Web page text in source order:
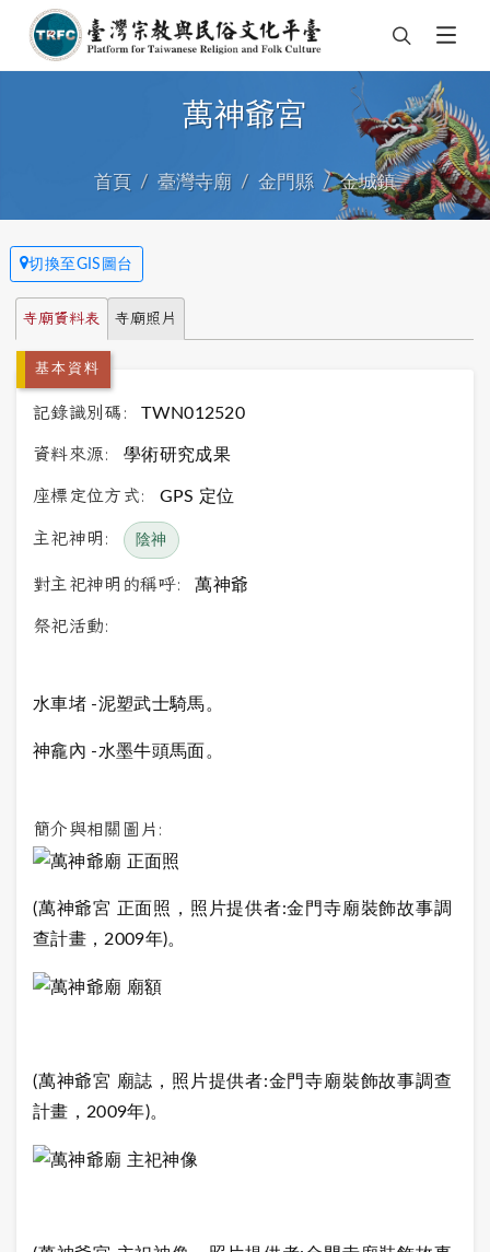
萬神爺宮
首頁 臺灣寺廟 金門縣 金城鎮
切換至GIS圖台
寺廟資料表 寺廟照片
基本資料
記錄識別碼: TWN012520
資料來源: 學術研究成果
座標定位方式: GPS 定位
主祀神明: 陰神
對主祀神明的稱呼: 萬神爺
祭祀活動:
水車堵 -泥塑武士騎馬。
神龕內 -水墨牛頭馬面。
簡介與相關圖片:
(萬神爺宮 正面照，照片提供者:金門寺廟裝飾故事調
查計畫，2009年)。
(萬神爺宮 廟誌，照片提供者:金門寺廟裝飾故事調查
計畫，2009年)。